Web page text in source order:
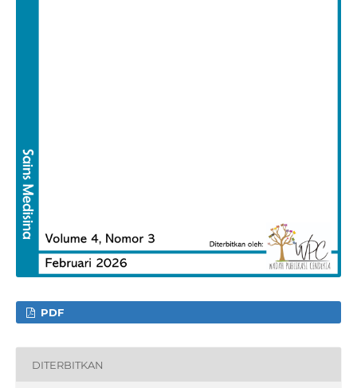
PDF
DITERBITKAN